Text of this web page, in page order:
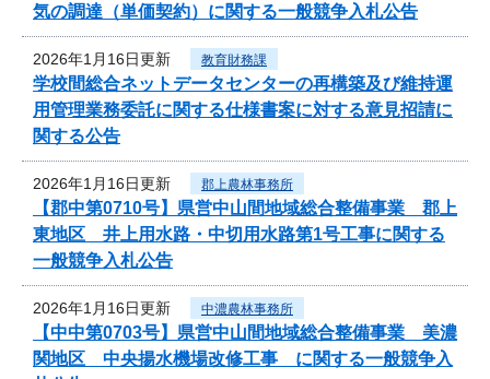
気の調達（単価契約）に関する一般競争入札公告
2026年1月16日更新 教育財務課
学校間総合ネットデータセンターの再構築及び維持運
用管理業務委託に関する仕様書案に対する意見招請に
関する公告
2026年1月16日更新 郡上農林事務所
【郡中第0710号】県営中山間地域総合整備事業 郡上
東地区 井上用水路・中切用水路第1号工事に関する
一般競争入札公告
2026年1月16日更新 中濃農林事務所
【中中第0703号】県営中山間地域総合整備事業 美濃
関地区 中央揚水機場改修工事 に関する一般競争入